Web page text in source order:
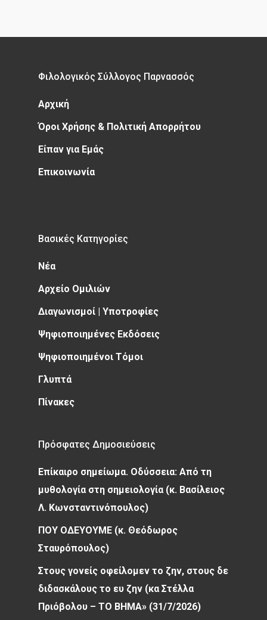
Φιλολογικός Σύλλογος Παρνασσός
Αρχική
Όροι Χρήσης & Πολιτική Απορρήτου
Είπαν για Εμάς
Επικοινωνία
Βασικές Κατηγορίες
Νέα
Αρχείο Ομιλιών
Διαγωνισμοί | Υποτροφίες
Ψηφιοποιημένες Εκδόσεις
Ψηφιοποιημένοι Τόμοι
Γλυπτά
Πίνακες
Πρόσφατες Δημοσιεύσεις
Επίκαιρο σημείωμα. Οδύσσεια: Από τη
μυθολογία στη σημειολογία (κ. Βασίλειος
Λ. Κωνσταντινόπουλος)
ΠΟΥ ΟΔΕΥΟΥΜΕ (κ. Θεόδωρος
Σταυρόπουλος)
Στους γονείς οφείλομεν το ζην, στους δε
διδασκάλους το ευ ζην (κα Στέλλα
Πριόβολου – ΤΟ ΒΗΜΑ» (31/7/2026)